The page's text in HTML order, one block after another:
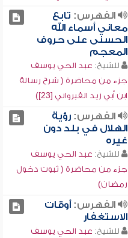
الفهرس: تابع
معاني أسماء الله
الحسنى على حروف
المعجم
للشيخ: عبد الحي يوسف
جزء من محاضرة ( شرح رسالة
ابن أبي زيد القيرواني [23])
الفهرس:رؤية
الهلال في بلد دون
غيره
للشيخ: عبد الحي يوسف
جزء من محاضرة ( ثبوت دخول
رمضان)
الفهرس:أوقات
الاستغفار
للشيخ: عبد الحي يوسف